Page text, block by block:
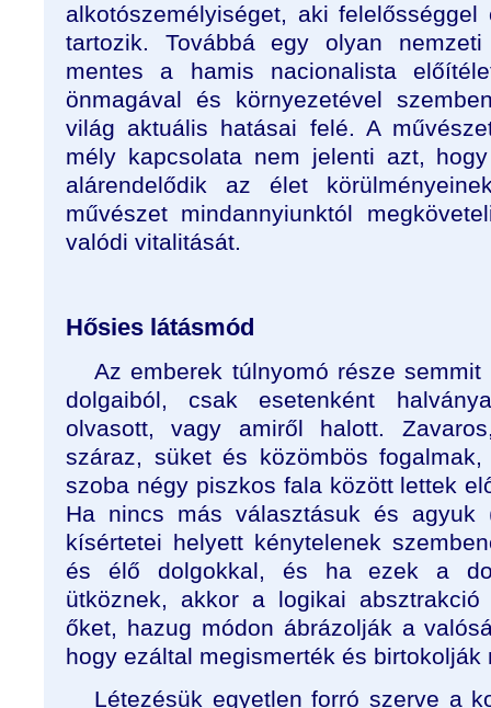
alkotószemélyiséget, aki
tartozik. Továbbá egy olyan
mentes a hamis nacionalista
önmagával és környezetével
világ aktuális hatásai felé. A
mély kapcsolata nem jelenti azt,
alárendelődik az élet
művészet mindannyiunktól
valódi vitalitását.
Hősies látásmód
Az emberek túlnyomó része
dolgaiból, csak esetenként
olvasott, vagy amiről halott.
száraz, süket és közömbös
szoba négy piszkos fala között lettek
Ha nincs más választásuk és agyuk
kísértetei helyett kénytelenek
és élő dolgokkal, és ha ezek a
ütköznek, akkor a logikai
őket, hazug módon ábrázolják a
hogy ezáltal megismerték és birtokolják
Létezésük egyetlen forró szerve a